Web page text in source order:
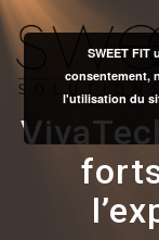
SWEET FIT
consentement,
l'utilisation du